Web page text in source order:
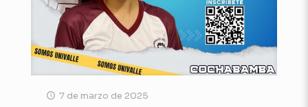
7 de marzo de 2025